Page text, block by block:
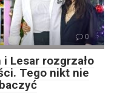
0
Lesar rozgrzało
Tego nikt nie